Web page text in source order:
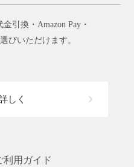
引換・Amazon Pay・
びいただけます。
しく
利用ガイド